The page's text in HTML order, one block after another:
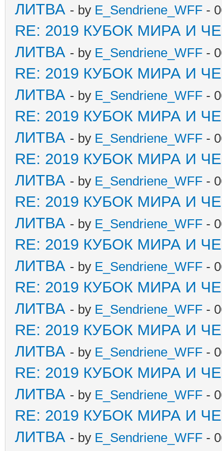
ЛИТВА - by E_Sendriene_WFF -
RE: 2019 КУБОК МИРА И
ЛИТВА - by E_Sendriene_WFF -
RE: 2019 КУБОК МИРА И
ЛИТВА - by E_Sendriene_WFF -
RE: 2019 КУБОК МИРА И
ЛИТВА - by E_Sendriene_WFF -
RE: 2019 КУБОК МИРА И
ЛИТВА - by E_Sendriene_WFF -
RE: 2019 КУБОК МИРА И
ЛИТВА - by E_Sendriene_WFF -
RE: 2019 КУБОК МИРА И
ЛИТВА - by E_Sendriene_WFF -
RE: 2019 КУБОК МИРА И
ЛИТВА - by E_Sendriene_WFF -
RE: 2019 КУБОК МИРА И
ЛИТВА - by E_Sendriene_WFF -
RE: 2019 КУБОК МИРА И
ЛИТВА - by E_Sendriene_WFF -
RE: 2019 КУБОК МИРА И
ЛИТВА - by E_Sendriene_WFF -